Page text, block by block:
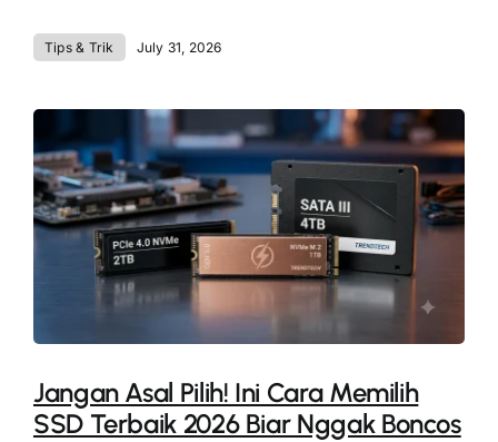
Tips & Trik July 31, 2026
Jangan Asal Pilih! Ini Cara Memilih
SSD Terbaik 2026 Biar Nggak Boncos